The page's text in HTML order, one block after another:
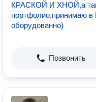
КРАСКОЙ И ХНОЙ,а
портфолио,принимаю в
оборудованно)
Позвонить